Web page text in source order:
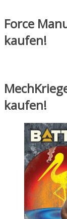
Force
kaufen!
kaufen!